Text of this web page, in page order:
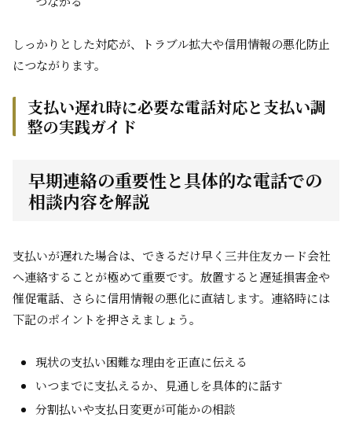
しっかりとした対応が、トラブル拡大や信用情報の悪化防止
につながります。
支払い遅れ時に必要な電話対応と支払い調
整の実践ガイド
早期連絡の重要性と具体的な電話での
相談内容を解説
支払いが遅れた場合は、できるだけ早く三井住友カード会社
へ連絡することが極めて重要です。放置すると遅延損害金や
催促電話、さらに信用情報の悪化に直結します。連絡時には
下記のポイントを押さえましょう。
現状の支払い困難な理由を正直に伝える
いつまでに支払えるか、見通しを具体的に話す
分割払いや支払日変更が可能かの相談